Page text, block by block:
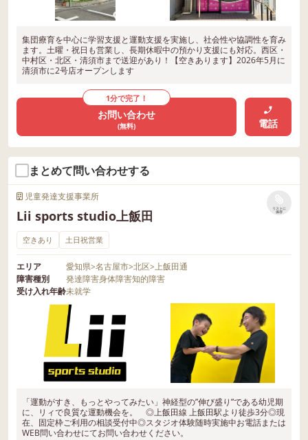
集団療育を中心に学習支援と運動支援を実施し、社会性や協調性を育み
ます。土曜・祝日も営業し、長期休暇中の預かり支援にも対応。西区・
中村区・北区・清須市まで送迎があり！【空きあります】2026年5月に
清須市に2号店オープンします
1分で完了！
お問い合わせ
(無料) 電話
まとめて問い合わせする
児童発達支援事業所
Lii sports studio上飯田
リストに
保存
空きあり 土日祝営業
エリア 愛知県>名古屋市>北区>上飯田通
障害種別
発達障害身体障害知的障害
受け入れ年齢未就学
「運動がすき、もっとやってみたい」神経型の”伸び盛り”である幼児期
に、リィで良質な運動機会を。 ◎上飯田線 上飯田駅より徒歩3分◎現
在、固定枠ご利用の相談受付中◎スタジオ体験随時実施中お電話または
WEB問い合わせにてお問い合わせください。